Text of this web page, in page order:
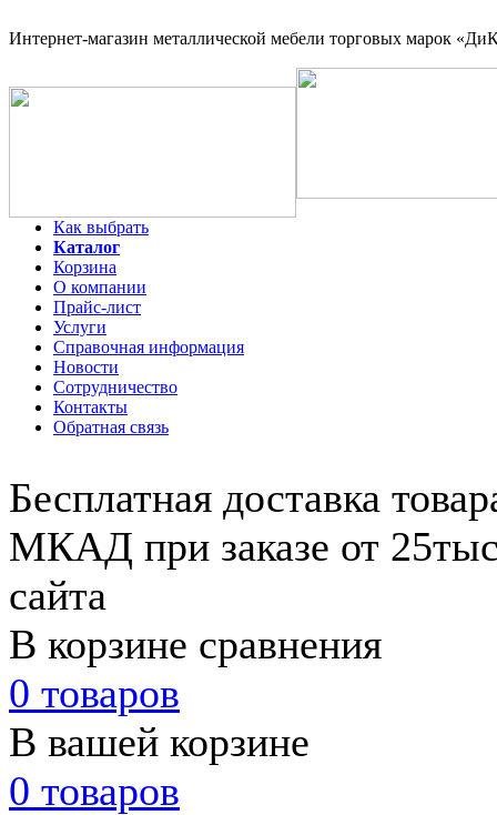
Интернет-магазин металлической мебели торговых марок
Как выбрать
Каталог
Корзина
О компании
Прайс-лист
Услуги
Справочная информация
Новости
Сотрудничество
Контакты
Обратная связь
Бесплатная доставка
МКАД при заказе от
сайта
В корзине сравнения
0 товаров
В вашей корзине
0 товаров